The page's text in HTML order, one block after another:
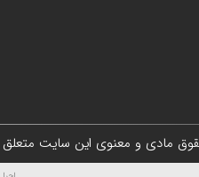
مادی و معنوی این سایت متعلق